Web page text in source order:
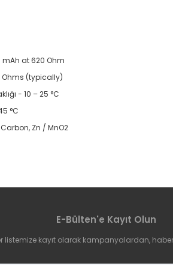
at 620 Ohm
(typically)
- 10 – 25 °C
°C
Zn / MnO2
teşekkür ederiz.
bozuk veya görüntülenemiyor.
eksik bilgiler bulunuyor.
E-Bülten'e Kayıt Olun
listemize kayıt olarak kampanyalardan,